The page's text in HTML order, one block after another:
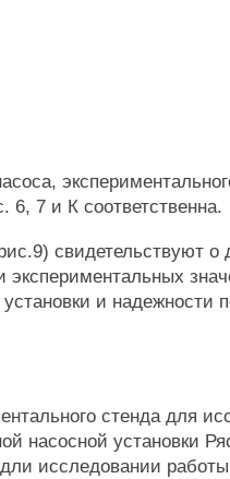
6, 7 и К соответственна.
свидетельствуют о
экспериментальных
и надежности
стенда для
насосной установки
исследовании